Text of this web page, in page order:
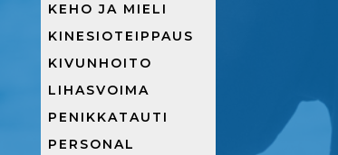
KEHO JA MIELI
KINESIOTEIPPAUS
KIVUNHOITO
LIHASVOIMA
PENIKKATAUTI
PERSONAL